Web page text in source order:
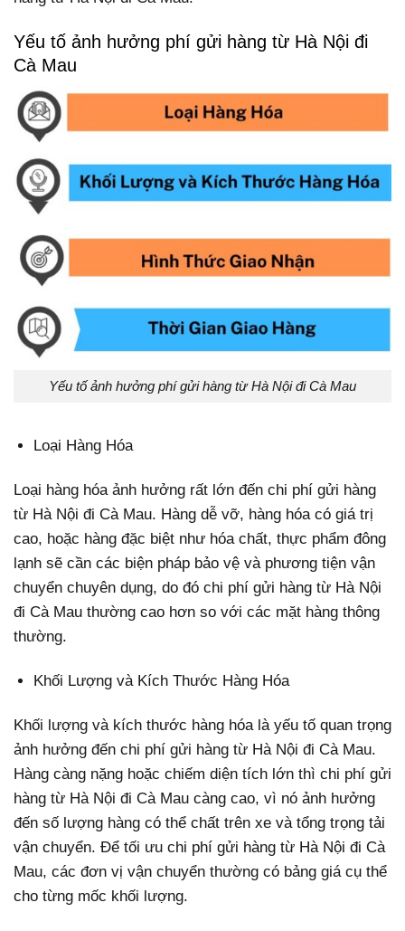
Yếu tố ảnh hưởng phí gửi hàng từ Hà Nội đi
Cà Mau
Yếu tố ảnh hưởng phí gửi hàng từ Hà Nội đi Cà Mau
Loại Hàng Hóa
Loại hàng hóa ảnh hưởng rất lớn đến chi phí gửi hàng
từ Hà Nội đi Cà Mau. Hàng dễ vỡ, hàng hóa có giá trị
cao, hoặc hàng đặc biệt như hóa chất, thực phẩm đông
lạnh sẽ cần các biện pháp bảo vệ và phương tiện vận
chuyển chuyên dụng, do đó chi phí gửi hàng từ Hà Nội
đi Cà Mau thường cao hơn so với các mặt hàng thông
thường.
Khối Lượng và Kích Thước Hàng Hóa
Khối lượng và kích thước hàng hóa là yếu tố quan trọng
ảnh hưởng đến chi phí gửi hàng từ Hà Nội đi Cà Mau.
Hàng càng nặng hoặc chiếm diện tích lớn thì chi phí gửi
hàng từ Hà Nội đi Cà Mau càng cao, vì nó ảnh hưởng
đến số lượng hàng có thể chất trên xe và tổng trọng tải
vận chuyển. Để tối ưu chi phí gửi hàng từ Hà Nội đi Cà
Mau, các đơn vị vận chuyển thường có bảng giá cụ thể
cho từng mốc khối lượng.